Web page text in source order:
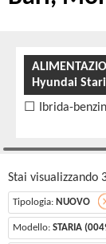
Hyundai
Ibrida-
Stai visualizzando
Tipologia: NUOVO
Modello: STARIA